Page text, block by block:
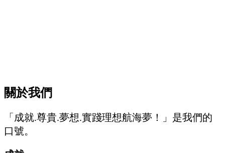
關於我們
「成就.尊貴.夢想.實踐理想航海夢！」是我們的
口號。